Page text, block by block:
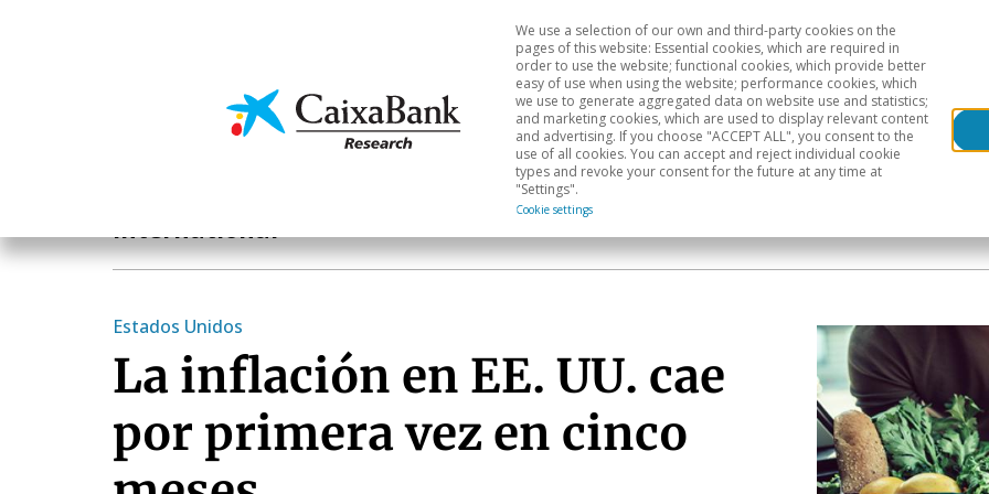
Economics & Markets Sectoral analysis Geographical areas
We use a selection of our own and third-party cookies on the
pages of this website: Essential cookies, which are required in
order to use the website; functional cookies, which provide better
easy of use when using the website; performance cookies, which
we use to generate aggregated data on website use and statistics;
and marketing cookies, which are used to display relevant content
and advertising. If you choose "ACCEPT ALL", you consent to the
use of all cookies. You can accept and reject individual cookie
types and revoke your consent for the future at any time at
"Settings".
Cookie settings
International
Estados Unidos
La inflación en EE. UU. cae
por primera vez en cinco